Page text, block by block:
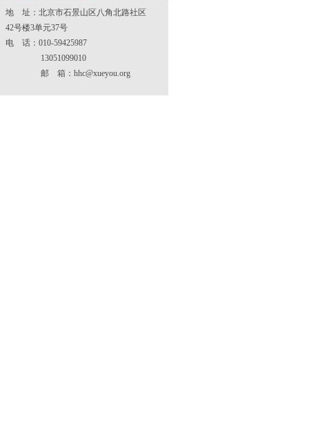
地 址：北京市石景山区八角北路社区
42号楼3单元37号
电 话：010-59425987
13051099010
邮 箱：hhc@xueyou.org